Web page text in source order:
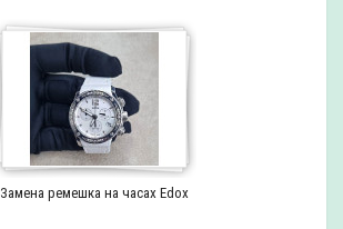
Замена ремешка на часах Edox